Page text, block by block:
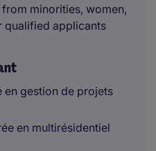
minorities, women,
qualified applicants
en gestion de projets
en multirésidentiel